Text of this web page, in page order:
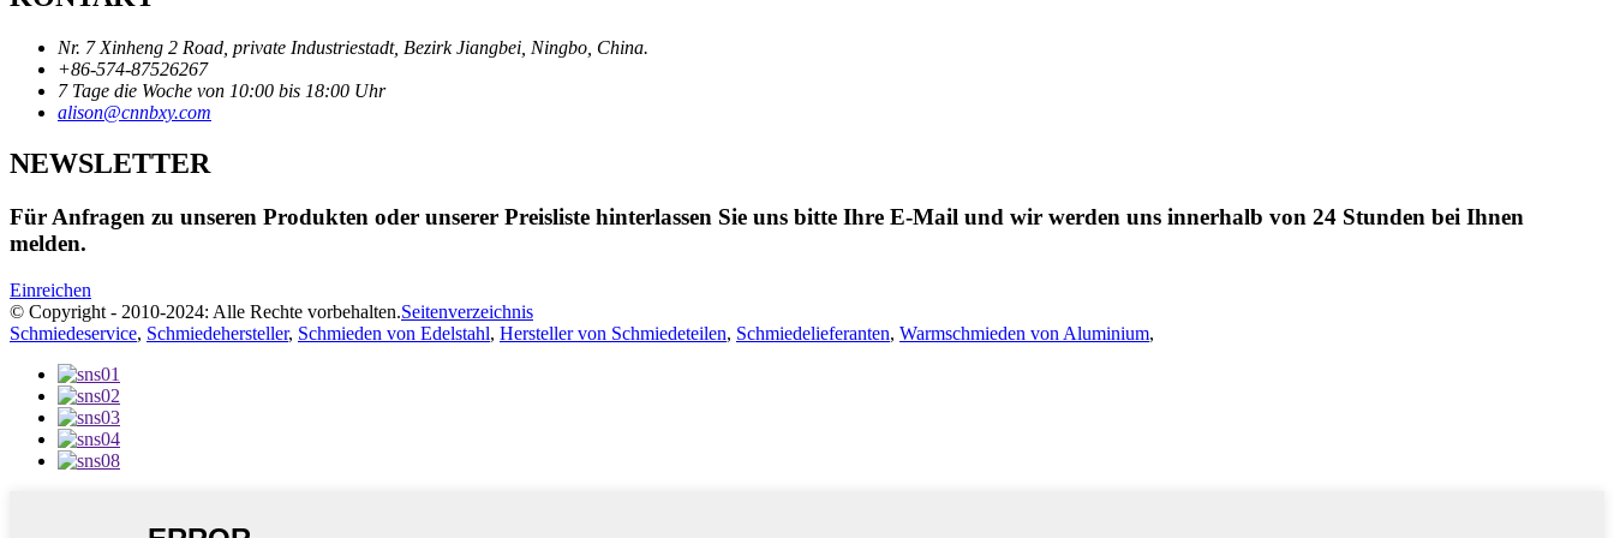
Nr. 7 Xinheng 2 Road, private Industriestadt, Bezirk Jiangbei, Ningbo, China.
+86-574-87526267
7 Tage die Woche von 10:00 bis 18:00 Uhr
alison@cnnbxy.com
NEWSLETTER
Für Anfragen zu unseren Produkten oder unserer Preisliste hinterlassen Sie uns bitte Ihre E-Mail und wir werden uns innerhalb von 24 Stunden bei Ihnen
melden.
Einreichen
© Copyright - 2010-2024: Alle Rechte vorbehalten.Seitenverzeichnis
Schmiedeservice, Schmiedehersteller, Schmieden von Edelstahl, Hersteller von Schmiedeteilen, Schmiedelieferanten, Warmschmieden von Aluminium,